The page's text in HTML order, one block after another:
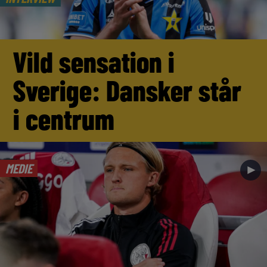
Vild sensation i
Sverige: Dansker står
i centrum
MEDIE ►